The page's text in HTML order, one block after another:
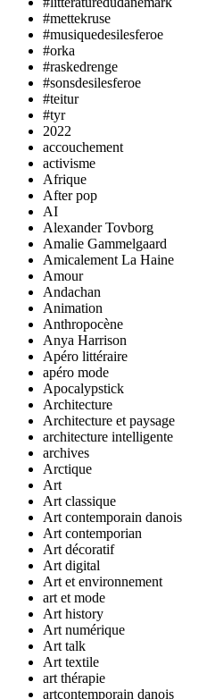
#mettekruse
#musiquedesilesferoe
#orka
#raskedrenge
#sonsdesilesferoe
#teitur
#tyr
2022
accouchement
activisme
Afrique
After pop
AI
Alexander Tovborg
Amalie Gammelgaard
Amicalement La Haine
Amour
Andachan
Animation
Anthropocène
Anya Harrison
Apéro littéraire
apéro mode
Apocalypstick
Architecture
Architecture et paysage
architecture intelligente
archives
Arctique
Art
Art classique
Art contemporain danois
Art contemporian
Art décoratif
Art digital
Art et environnement
art et mode
Art history
Art numérique
Art talk
Art textile
art thérapie
artcontemporain danois